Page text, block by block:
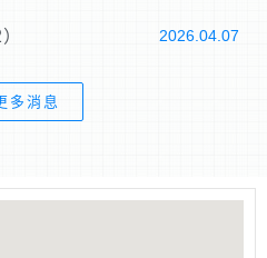
2026.04.07
多消息